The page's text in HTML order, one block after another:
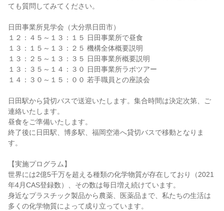
ても質問してみてください。
日田事業所見学会（大分県日田市）
１２：４５～１３：１５ 日田事業所で昼食
１３：１５～１３：２５ 機構全体概要説明
１３：２５～１３：３５ 日田事業所概要説明
１３：３５～１４：３０ 日田事業所ラボツアー
１４：３０～１５：００ 若手職員との座談会
日田駅から貸切バスで送迎いたします。集合時間は決定次第、ご
連絡いたします。
昼食をご準備いたします。
終了後に日田駅、博多駅、福岡空港へ貸切バスで移動となりま
す。
【実施プログラム】
世界には2億5千万を超える種類の化学物質が存在しており（2021
年4月CAS登録数）、その数は毎日増え続けています。
身近なプラスチック製品から農薬、医薬品まで、私たちの生活は
多くの化学物質によって成り立っています。